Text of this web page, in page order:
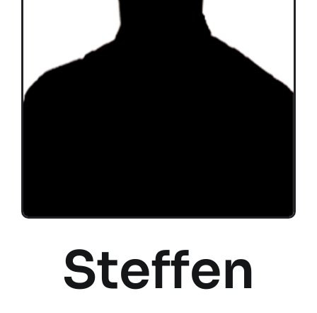
Partenaires de l’Eurocup
Steffen